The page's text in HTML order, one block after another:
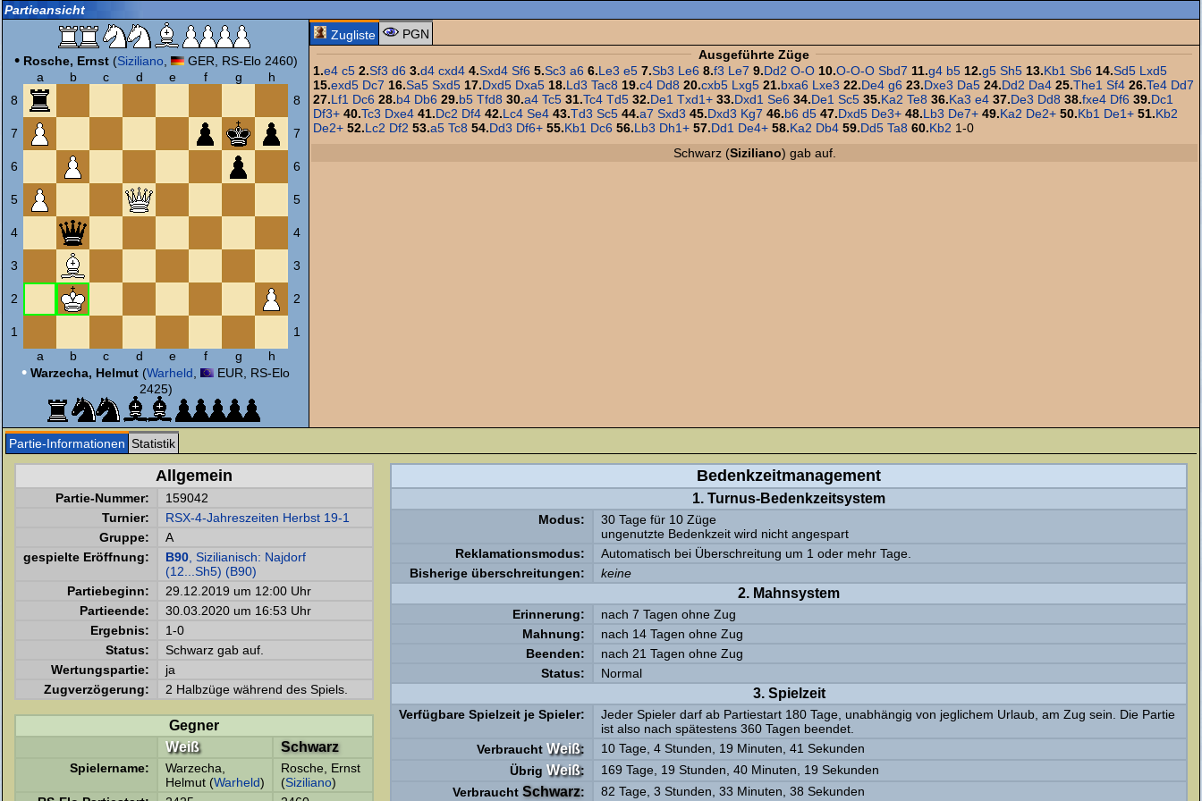
Partieansicht
• Rosche, Ernst(Siziliano
GER, RS-Elo 2460)
a
b c d e f g
h
8
8
7 7
6 6
5 5
4 4
3 3
2 2
1
1
a
b c d e f g h
• Warzecha, Helmut(Warheld
EUR, RS-Elo
2425)
Zugliste
PGN
Ausgeführte Züge
1.e4 c5 2.Sf3 d6 3.d4 cxd4 4.Sxd4 Sf6 5.Sc3 a6 6.Le3 e5 7.Sb3 Le6 8.f3 Le7 9.Dd2 O-O 10.O-O-O Sbd7 11.g4 b5 12.g5 Sh5 13.Kb1 Sb6 14.Sd5 Lxd5
15.exd5 Dc7 16.Sa5 Sxd5 17.Dxd5 Dxa5 18.Ld3 Tac8 19.c4 Dd8 20.cxb5 Lxg5 21.bxa6 Lxe3 22.De4 g6 23.Dxe3 Da5 24.Dd2 Da4 25.The1 Sf4 26.Te4 Dd7
27.Lf1 Dc6 28.b4 Db6 29.b5 Tfd8 30.a4 Tc5 31.Tc4 Td5 32.De1 Txd1+ 33.Dxd1 Se6 34.De1 Sc5 35.Ka2 Te8 36.Ka3 e4 37.De3 Dd8 38.fxe4 Df6 39.Dc1
Df3+ 40.Tc3 Dxe4 41.Dc2 Df4 42.Lc4 Se4 43.Td3 Sc5 44.a7 Sxd3 45.Dxd3 Kg7 46.b6 d5 47.Dxd5 De3+ 48.Lb3 De7+ 49.Ka2 De2+ 50.Kb1 De1+ 51.Kb2
De2+ 52.Lc2 Df2 53.a5 Tc8 54.Dd3 Df6+ 55.Kb1 Dc6 56.Lb3 Dh1+ 57.Dd1 De4+ 58.Ka2 Db4 59.Dd5 Ta8 60.Kb2 1-0
Schwarz (Siziliano) gab auf.
Partie-Informationen Statistik
Allgemein
Partie-Nummer:
159042
Turnier:
RSX-4-Jahreszeiten Herbst 19-1
Gruppe:
A
gespielte Eröffnung:
B90 , Sizilianisch: Najdorf
(12...Sh5) (B90)
Partiebeginn:
29.12.2019 um 12:00 Uhr
Partieende:
30.03.2020 um 16:53 Uhr
Ergebnis:
1-0
Status:
Schwarz gab auf.
Wertungspartie:
ja
Zugverzögerung:
2 Halbzüge während des Spiels.
Gegner
Weiß
Schwarz
Spielername:
Warzecha,
Helmut (Warheld)
Rosche, Ernst
(Siziliano)
Bedenkzeitmanagement
1. Turnus-Bedenkzeitsystem
Modus:
30 Tage für 10 Züge
ungenutzte Bedenkzeit wird nicht angespart
Reklamationsmodus:
Automatisch bei Überschreitung um 1 oder mehr Tage.
Bisherige überschreitungen:
keine
2. Mahnsystem
Erinnerung:
nach 7 Tagen ohne Zug
Mahnung:
nach 14 Tagen ohne Zug
Beenden:
nach 21 Tagen ohne Zug
Status:
Normal
3. Spielzeit
Verfügbare Spielzeit je Spieler:
Jeder Spieler darf ab Partiestart 180 Tage, unabhängig von jeglichem Urlaub, am Zug sein. Die Partie
ist also nach spätestens 360 Tagen beendet.
Verbraucht Weiß:
10 Tage, 4 Stunden, 19 Minuten, 41 Sekunden
Übrig Weiß:
169 Tage, 19 Stunden, 40 Minuten, 19 Sekunden
Verbraucht Schwarz: 82 Tage, 3 Stunden, 33 Minuten, 38 Sekunden